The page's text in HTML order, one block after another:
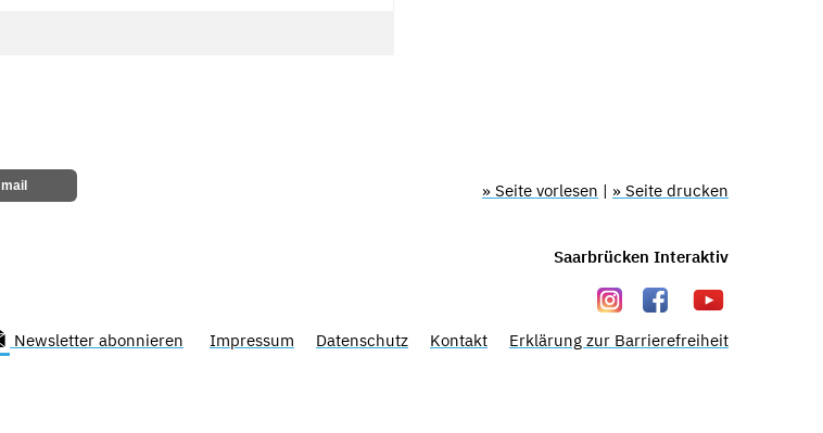
mail » Seite vorlesen | » Seite drucken
Saarbrücken Interaktiv
Newsletter abonnieren Impressum Datenschutz Kontakt Erklärung zur Barrierefreiheit